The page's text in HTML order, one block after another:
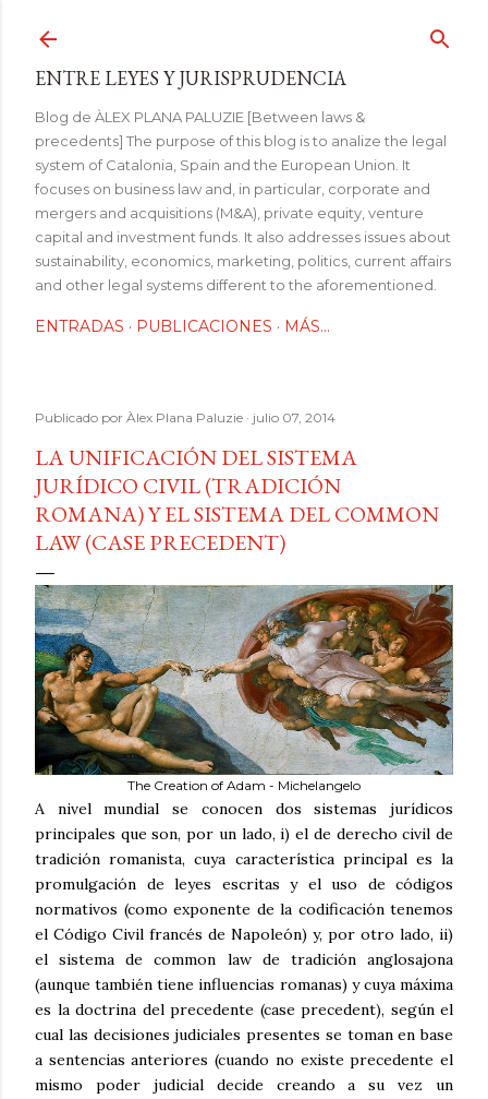
ENTRE LEYES Y JURISPRUDENCIA
Blog de ÀLEX PLANA PALUZIE [Between laws &
precedents] The purpose of this blog is to analize the legal
system of Catalonia, Spain and the European Union. It
focuses on business law and, in particular, corporate and
mergers and acquisitions (M&A), private equity, venture
capital and investment funds. It also addresses issues about
sustainability, economics, marketing, politics, current affairs
and other legal systems different to the aforementioned.
ENTRADAS PUBLICACIONES MÁS…
Publicado por Àlex Plana Paluzie julio 07, 2014
LA UNIFICACIÓN DEL SISTEMA
JURÍDICO CIVIL (TRADICIÓN
ROMANA) Y EL SISTEMA DEL COMMON
LAW (CASE PRECEDENT)
The Creation of Adam - Michelangelo
A nivel mundial se conocen dos sistemas jurídicos
principales que son, por un lado, i) el de derecho civil de
tradición romanista, cuya característica principal es la
promulgación de leyes escritas y el uso de códigos
normativos (como exponente de la codificación tenemos
el Código Civil francés de Napoleón) y, por otro lado, ii)
el sistema de common law de tradición anglosajona
(aunque también tiene influencias romanas) y cuya máxima
es la doctrina del precedente (case precedent), según el
cual las decisiones judiciales presentes se toman en base
a sentencias anteriores (cuando no existe precedente el
mismo poder judicial decide creando a su vez un